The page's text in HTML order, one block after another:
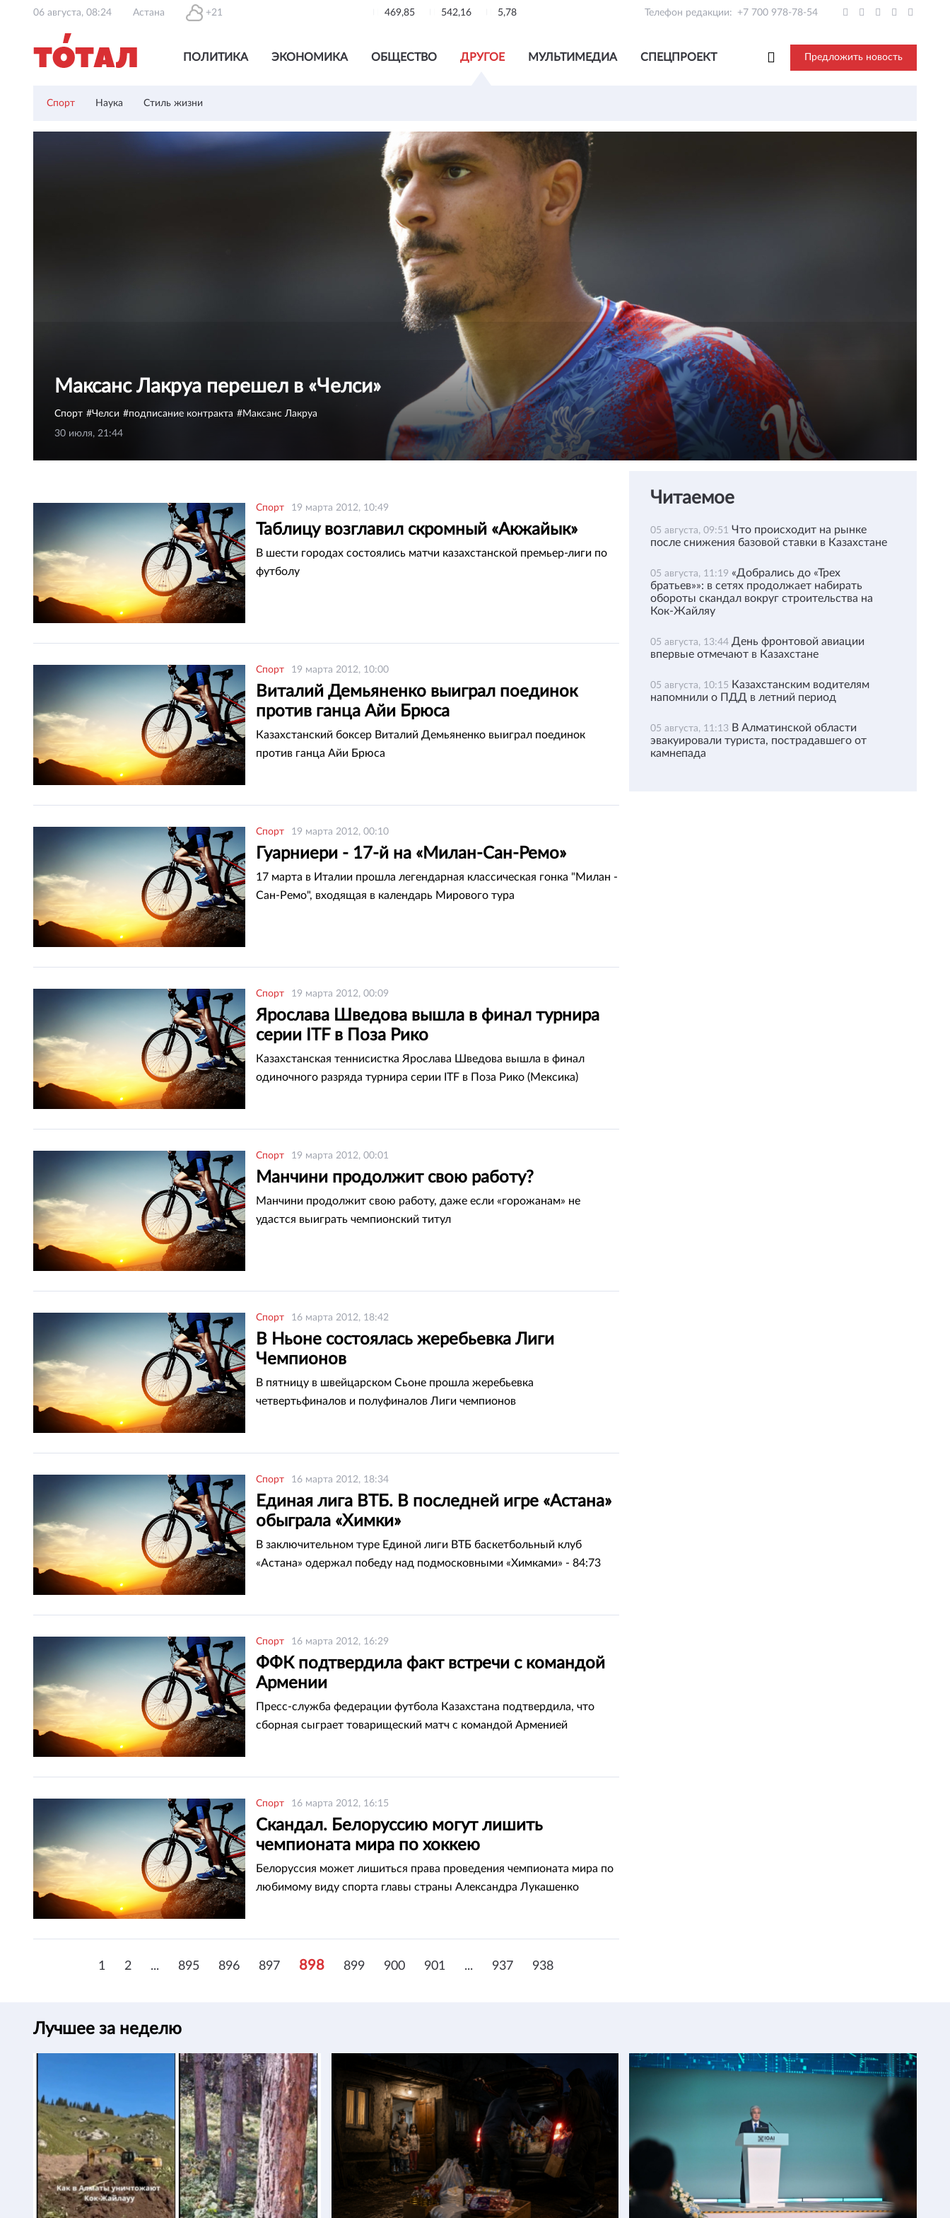
06 августа, 08:24 Астана +21 469,85 542,16 5,78 Телефон редакции: +7 700 978-78-54
ПОЛИТИКА ЭКОНОМИКА ОБЩЕСТВО ДРУГОЕ МУЛЬТИМЕДИА СПЕЦПРОЕКТ Предложить новость
Спорт Наука Стиль жизни
Максанс Лакруа перешел в «Челси»
Спорт Челси подписание контракта
Максанс Лакруа
30 июля, 21:44
Спорт 19 марта 2012, 10:49
Таблицу возглавил скромный «Акжайык»
В шести городах состоялись матчи казахстанской премьер-лиги по
футболу
Спорт 19 марта 2012, 10:00
Виталий Демьяненко выиграл поединок
против ганца Айи Брюса
Казахстанский боксер Виталий Демьяненко выиграл поединок
против ганца Айи Брюса
Спорт 19 марта 2012, 00:10
Гуарниери - 17-й на «Милан-Сан-Ремо»
17 марта в Италии прошла легендарная классическая гонка "Милан -
Сан-Ремо", входящая в календарь Мирового тура
Спорт 19 марта 2012, 00:09
Ярослава Шведова вышла в финал турнира
серии ITF в Поза Рико
Казахстанская теннисистка Ярослава Шведова вышла в финал
одиночного разряда турнира серии ITF в Поза Рико (Мексика)
Спорт 19 марта 2012, 00:01
Манчини продолжит свою работу?
Манчини продолжит свою работу, даже если «горожанам» не
удастся выиграть чемпионский титул
Спорт 16 марта 2012, 18:42
В Ньоне состоялась жеребьевка Лиги
Чемпионов
В пятницу в швейцарском Сьоне прошла жеребьевка
четвертьфиналов и полуфиналов Лиги чемпионов
Спорт 16 марта 2012, 18:34
Единая лига ВТБ. В последней игре «Астана»
обыграла «Химки»
В заключительном туре Единой лиги ВТБ баскетбольный клуб
«Астана» одержал победу над подмосковными «Химками» - 84:73
Спорт 16 марта 2012, 16:29
ФФК подтвердила факт встречи с командой
Армении
Пресс-служба федерации футбола Казахстана подтвердила, что
сборная сыграет товарищеский матч с командой Арменией
Спорт 16 марта 2012, 16:15
Скандал. Белоруссию могут лишить
чемпионата мира по хоккею
Белоруссия может лишиться права проведения чемпионата мира по
любимому виду спорта главы страны Александра Лукашенко
1 2 ... 895 896 897 898 899 900 901 ... 937 938
Читаемое
05 августа, 09:51 Что происходит на рынке
после снижения базовой ставки в Казахстане
05 августа, 11:19 «Добрались до «Трех
братьев»»: в сетях продолжает набирать
обороты скандал вокруг строительства на
Кок-Жайляу
05 августа, 13:44 День фронтовой авиации
впервые отмечают в Казахстане
05 августа, 10:15 Казахстанским водителям
напомнили о ПДД в летний период
05 августа, 11:13 В Алматинской области
эвакуировали туриста, пострадавшего от
камнепада
Лучшее за неделю